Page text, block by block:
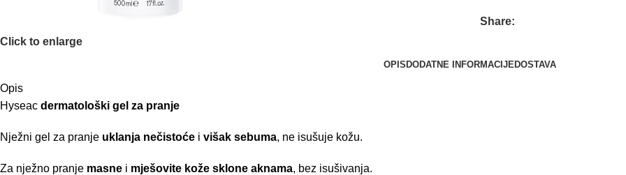
Click to enlarge
Share:
OPISDODATNE INFORMACIJEDOSTAVA
Opis
Hyseac dermatološki gel za pranje
Nježni gel za pranje uklanja nečistoće i višak sebuma, ne isušuje kožu.
Za nježno pranje masne i mješovite kože sklone aknama, bez isušivanja.